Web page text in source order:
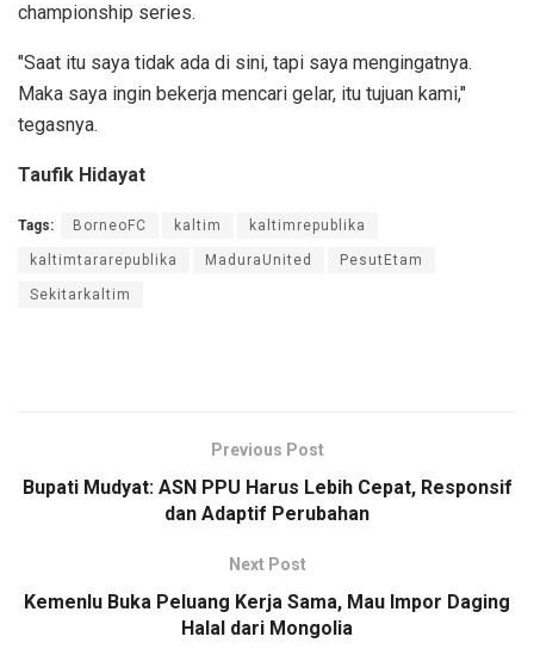
championship series.
"Saat itu saya tidak ada di sini, tapi saya mengingatnya.
Maka saya ingin bekerja mencari gelar, itu tujuan kami,"
tegasnya.
Taufik Hidayat
Tags: BorneoFC kaltim kaltimrepublika
kaltimtararepublika MaduraUnited PesutEtam
Sekitarkaltim
Previous Post
Bupati Mudyat: ASN PPU Harus Lebih Cepat, Responsif
dan Adaptif Perubahan
Next Post
Kemenlu Buka Peluang Kerja Sama, Mau Impor Daging
Halal dari Mongolia